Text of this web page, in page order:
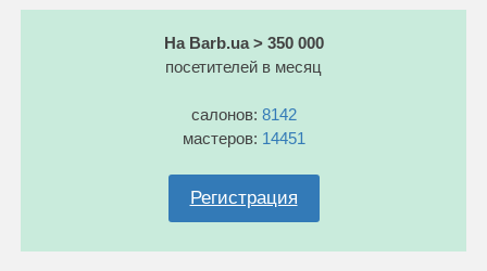
На Barb.ua > 350 000
посетителей в месяц
салонов: 8142
мастеров: 14451
Регистрация